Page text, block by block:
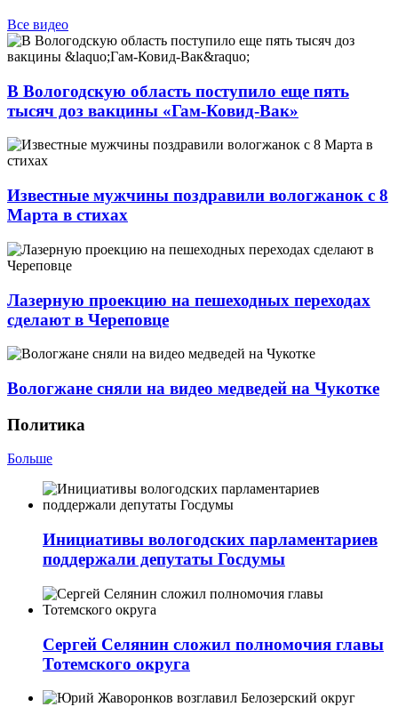
Все видео
В Вологодскую область поступило еще пять
тысяч доз вакцины «Гам-Ковид-Вак»
Известные мужчины поздравили вологжанок с 8
Марта в стихах
Лазерную проекцию на пешеходных переходах
сделают в Череповце
Вологжане сняли на видео медведей на Чукотке
Политика
Больше
Инициативы вологодских парламентариев
поддержали депутаты Госдумы
Сергей Селянин сложил полномочия главы
Тотемского округа